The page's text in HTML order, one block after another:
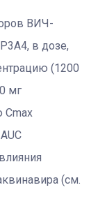
ВИЧ-
в дозе,
(1200
мг
(см.